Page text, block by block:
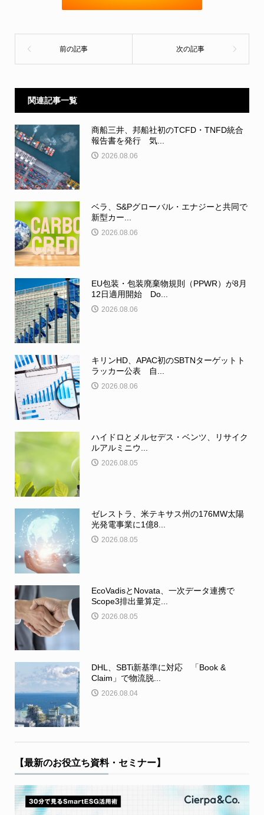
関連記事一覧
商船三井、邦船社初のTCFD・TNFD統合
報告書を発行 気...
2026.08.06
ベラ、S&Pグローバル・エナジーと共同で
新型カー...
2026.08.06
EU包装・包装廃棄物規則（PPWR）が8月
12日適用開始 Do...
2026.08.06
キリンHD、APAC初のSBTNターゲットト
ラッカー公表 自...
2026.08.06
ハイドロとメルセデス・ベンツ、リサイク
ルアルミニウ...
2026.08.05
ゼレストラ、米テキサス州の176MW太陽
光発電事業に1億8...
2026.08.05
EcoVadisとNovata、一次データ連携で
Scope3排出量算定...
2026.08.05
DHL、SBTi新基準に対応 「Book &
Claim」で物流脱...
2026.08.04
【最新のお役立ち資料・セミナー】